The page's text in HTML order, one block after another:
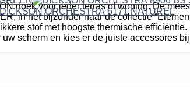
doek voor ieder terras of woning. De
in het bijzonder naar de collectie
stof met hoogste thermische
scherm en kies er de juiste accessores